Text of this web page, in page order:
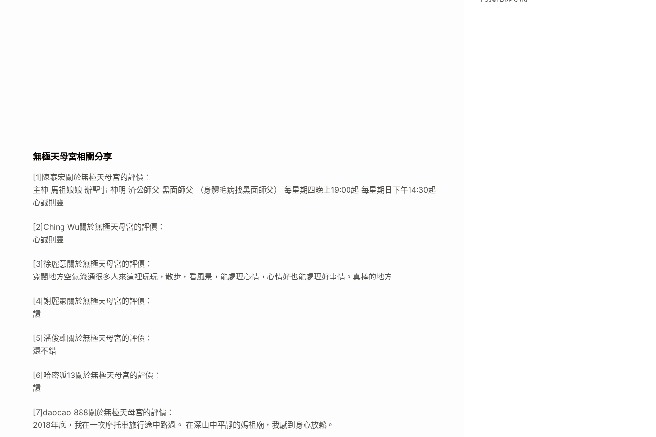
無極天母宮相關分享
[1]陳泰宏關於無極天母宮的評價：
主神 馬祖娘娘 辦聖事 神明 濟公師父 黑面師父 （身體毛病找黑面師父） 每星期四晚上19:00起 每星期日下午14:30起
心誠則靈
[2]Ching Wu關於無極天母宮的評價：
心誠則靈
[3]徐麗意關於無極天母宮的評價：
寬闊地方空氣流通很多人來這裡玩玩，散步，看風景，能處理心情，心情好也能處理好事情。真棒的地方
[4]謝麗霦關於無極天母宮的評價：
讚
[5]潘俊雄關於無極天母宮的評價：
還不錯
[6]哈密呱13關於無極天母宮的評價：
讚
[7]daodao 888關於無極天母宮的評價：
2018年底，我在一次摩托車旅行途中路過。 在深山中平靜的媽祖廟，我感到身心放鬆。